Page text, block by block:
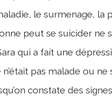
le surmenage, la
peut se suicider ne
qui a fait une
pas malade ou ne
constate des